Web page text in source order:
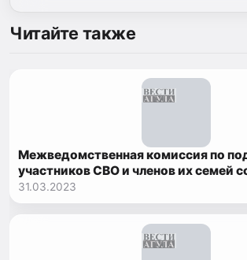
Читайте также
Межведомственная комиссия по
участников СВО и членов их семей
Дагестане по поручению Главы РД
Меликова
31.03.2023